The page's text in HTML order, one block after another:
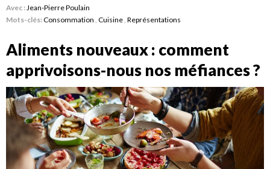
Avec :Jean-Pierre Poulain
Mots-clés:Consommation , Cuisine , Représentations
Aliments nouveaux : comment
apprivoisons-nous nos méfiances ?